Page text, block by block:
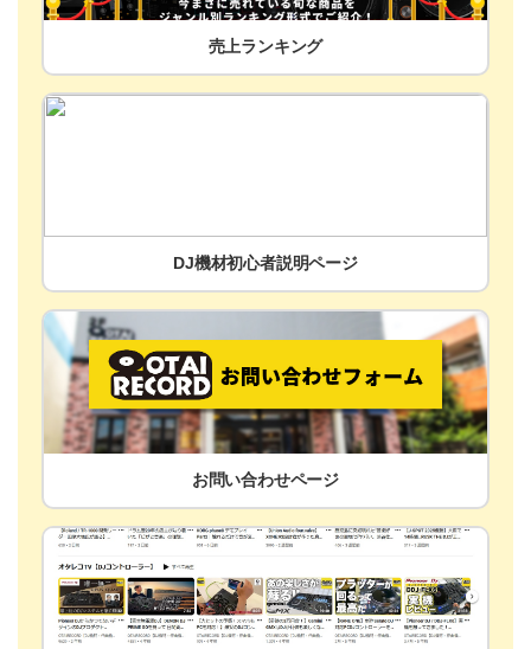
売上ランキング
DJ機材初心者説明ページ
お問い合わせページ